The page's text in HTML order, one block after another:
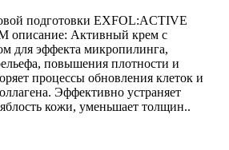
подготовки EXFOL:ACTIVE
описание: Активный крем с
для эффекта микропилинга,
повышения плотности и
процессы обновления клеток и
Эффективно устраняет
кожи, уменьшает толщин..